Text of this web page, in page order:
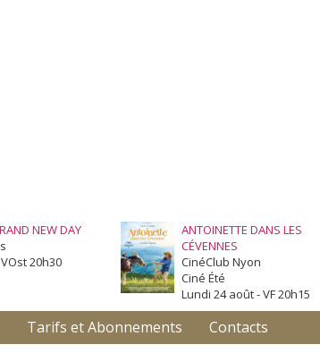
NEW DAY
20h30
ANTOINETTE DANS LES
CÉVENNES
CinéClub Nyon
Ciné Été
Lundi 24 août - VF 20h15
Tarifs et Abonnements Contacts